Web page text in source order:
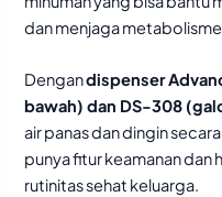
dan menjaga
Dengandispenser
bawah) dan DS-308
air panas dan dingin
punya fitur keamanan
rutinitas sehat keluarga.